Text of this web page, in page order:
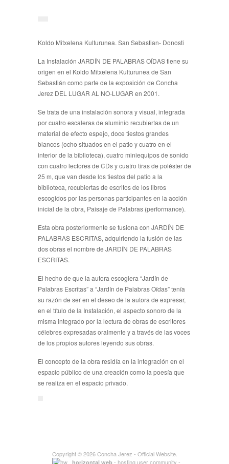
Koldo Mitxelena Kulturunea. San Sebastian- Donosti
La Instalación JARDÍN DE PALABRAS OÍDAS tiene su
origen en el Koldo Mitxelena Kulturunea de San
Sebastián como parte de la exposición de Concha
Jerez DEL LUGAR AL NO-LUGAR en 2001.
Se trata de una instalación sonora y visual, integrada
por cuatro escaleras de aluminio recubiertas de un
material de efecto espejo, doce tiestos grandes
blancos (ocho situados en el patio y cuatro en el
interior de la biblioteca), cuatro miniequipos de sonido
con cuatro lectores de CDs y cuatro tiras de poléster de
25 m, que van desde los tiestos del patio a la
biblioteca, recubiertas de escritos de los libros
escogidos por las personas participantes en la acción
inicial de la obra, Paisaje de Palabras (performance).
Esta obra posteriormente se fusiona con JARDÍN DE
PALABRAS ESCRITAS, adquiriendo la fusión de las
dos obras el nombre de JARDÍN DE PALABRAS
ESCRITAS.
El hecho de que la autora escogiera “Jardín de
Palabras Escritas” a “Jardín de Palabras Oídas” tenía
su razón de ser en el deseo de la autora de expresar,
en el título de la Instalación, el aspecto sonoro de la
misma integrado por la lectura de obras de escritores
célebres expresadas oralmente y a través de las voces
de los propios autores leyendo sus obras.
El concepto de la obra residía en la integración en el
espacio público de una creación como la poesía que
se realiza en el espacio privado.
Copyright © 2026Concha Jerez - Official Website.
horizontal web - hosting user community -